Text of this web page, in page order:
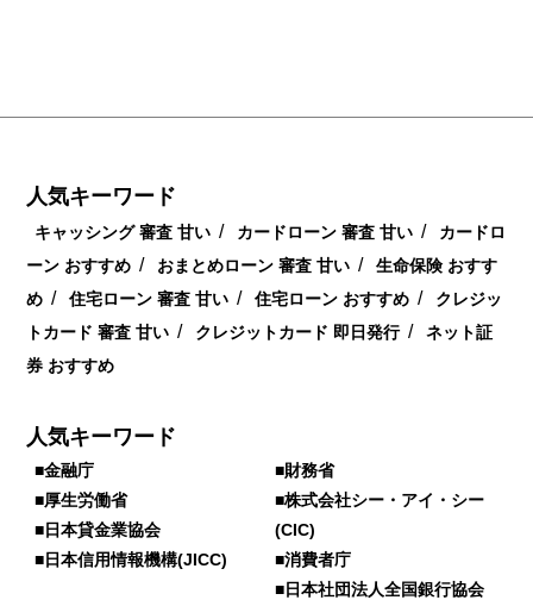
人気キーワード
キャッシング 審査 甘い / カードローン 審査 甘い /
カードロ
ーン おすすめ / おまとめローン 審査 甘い /
生命保険 おすす
め / 住宅ローン 審査 甘い / 住宅ローン おすすめ /
クレジッ
トカード 審査 甘い / クレジットカード 即日発行 /
ネット証
券 おすすめ
人気キーワード
■金融庁
■厚生労働省
■日本貸金業協会
■日本信用情報機構(JICC)
■財務省
■株式会社シー・アイ・シー
(CIC)
■消費者庁
■日本社団法人全国銀行協会